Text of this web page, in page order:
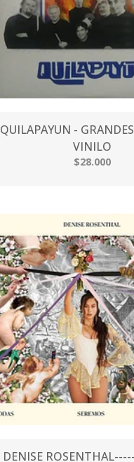
QUILAPAYUN -
VINILO
$28.000
DENISE